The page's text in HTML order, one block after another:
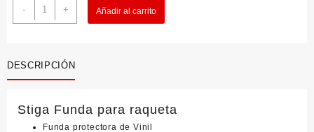
-
Stiga
Funda
+ Añadir al carrito
DESCRIPCIÓN
Stiga Funda para raqueta
Funda protectora de Vinil